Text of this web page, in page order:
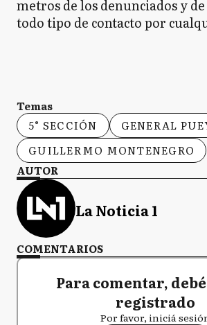
metros de los denunciados y
todo tipo de contacto por
Temas
5° SECCIÓN
GENERAL
GUILLERMO MONTENEGRO
AUTOR
La Noticia 1
COMENTARIOS
Para comentar,
registrado
Por favor, iniciá